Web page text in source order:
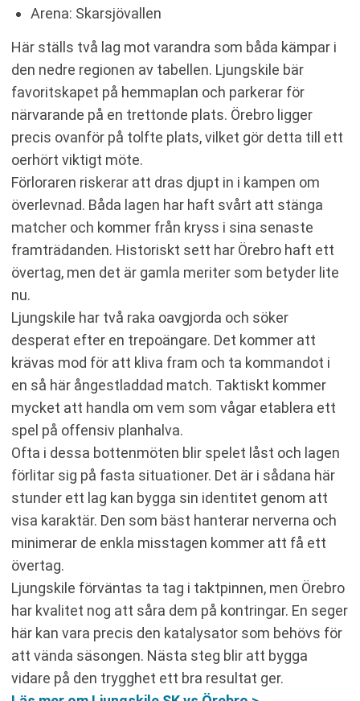
Arena: Skarsjövallen
Här ställs två lag mot varandra som båda kämpar i
den nedre regionen av tabellen. Ljungskile bär
favoritskapet på hemmaplan och parkerar för
närvarande på en trettonde plats. Örebro ligger
precis ovanför på tolfte plats, vilket gör detta till ett
oerhört viktigt möte.
Förloraren riskerar att dras djupt in i kampen om
överlevnad. Båda lagen har haft svårt att stänga
matcher och kommer från kryss i sina senaste
framträdanden. Historiskt sett har Örebro haft ett
övertag, men det är gamla meriter som betyder lite
nu.
Ljungskile har två raka oavgjorda och söker
desperat efter en trepoängare. Det kommer att
krävas mod för att kliva fram och ta kommandot i
en så här ångestladdad match. Taktiskt kommer
mycket att handla om vem som vågar etablera ett
spel på offensiv planhalva.
Ofta i dessa bottenmöten blir spelet låst och lagen
förlitar sig på fasta situationer. Det är i sådana här
stunder ett lag kan bygga sin identitet genom att
visa karaktär. Den som bäst hanterar nerverna och
minimerar de enkla misstagen kommer att få ett
övertag.
Ljungskile förväntas ta tag i taktpinnen, men Örebro
har kvalitet nog att såra dem på kontringar. En seger
här kan vara precis den katalysator som behövs för
att vända säsongen. Nästa steg blir att bygga
vidare på den trygghet ett bra resultat ger.